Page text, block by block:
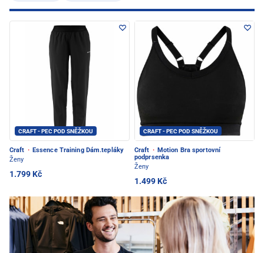
CRAFT - PEC POD SNĚŽKOU
Craft · Essence Training Dám.tepláky
Ženy
1.799 Kč
CRAFT - PEC POD SNĚŽKOU
Craft · Motion Bra sportovní
podprsenka
Ženy
1.499 Kč